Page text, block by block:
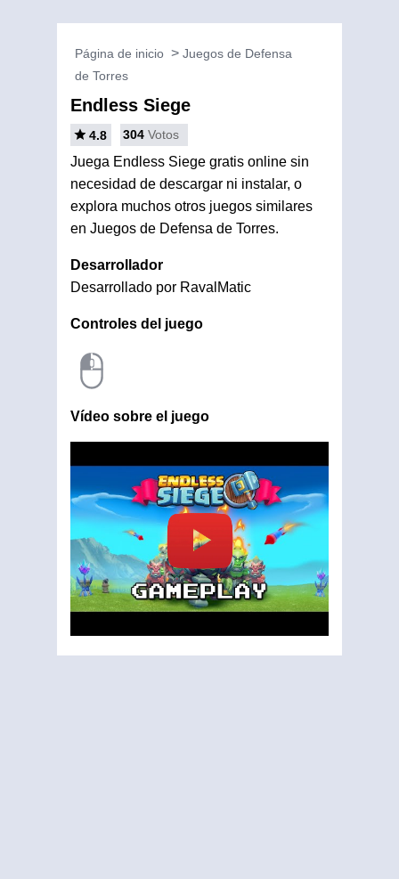
Página de inicio
Juegos de Defensa
de Torres
Endless Siege
4.8 304 Votos
Juega Endless Siege gratis online sin
necesidad de descargar ni instalar, o
explora muchos otros juegos similares
en Juegos de Defensa de Torres.
Desarrollador
Desarrollado por RavalMatic
Controles del juego
Vídeo sobre el juego